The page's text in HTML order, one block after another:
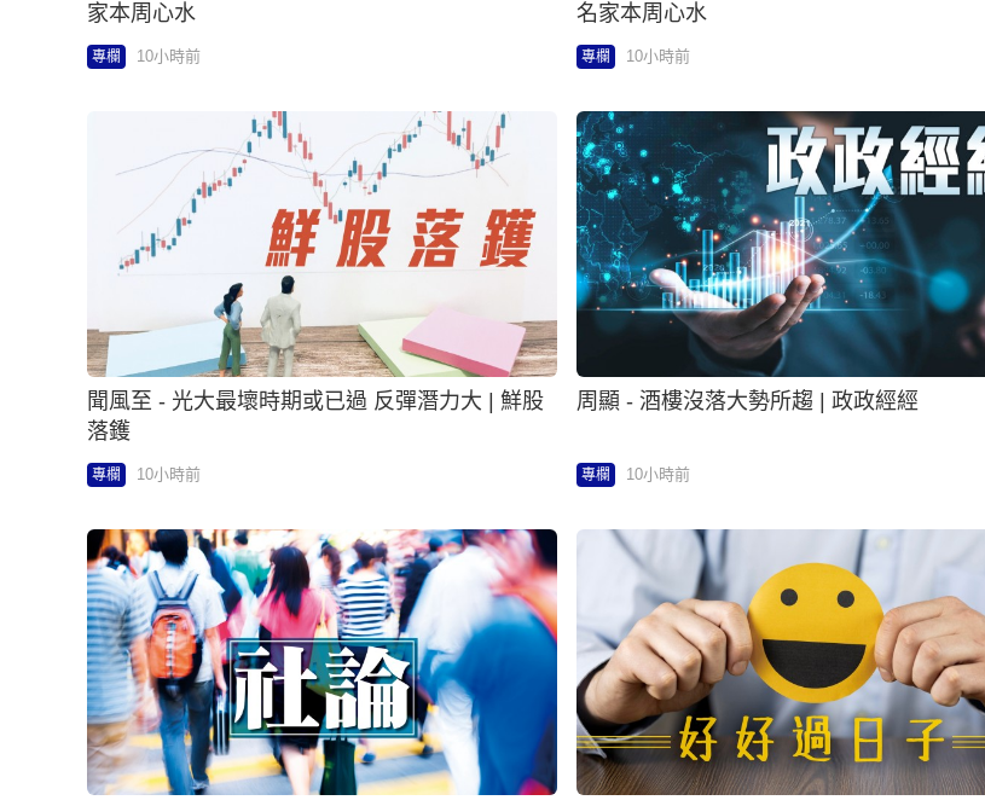
家本周心水
專欄 10小時前
名家本周心水
專欄 10小時前
聞風至 - 光大最壞時期或已過 反彈潛力大 | 鮮股
落鑊
專欄 10小時前
周顯 - 酒樓沒落大勢所趨 | 政政經經
專欄 10小時前